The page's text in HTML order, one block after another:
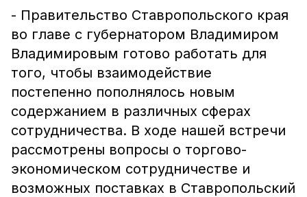
- Правительство Ставропольского края
во главе с губернатором Владимиром
Владимировым готово работать для
того, чтобы взаимодействие
постепенно пополнялось новым
содержанием в различных сферах
сотрудничества. В ходе нашей встречи
рассмотрены вопросы о торгово-
экономическом сотрудничестве и
возможных поставках в Ставропольский